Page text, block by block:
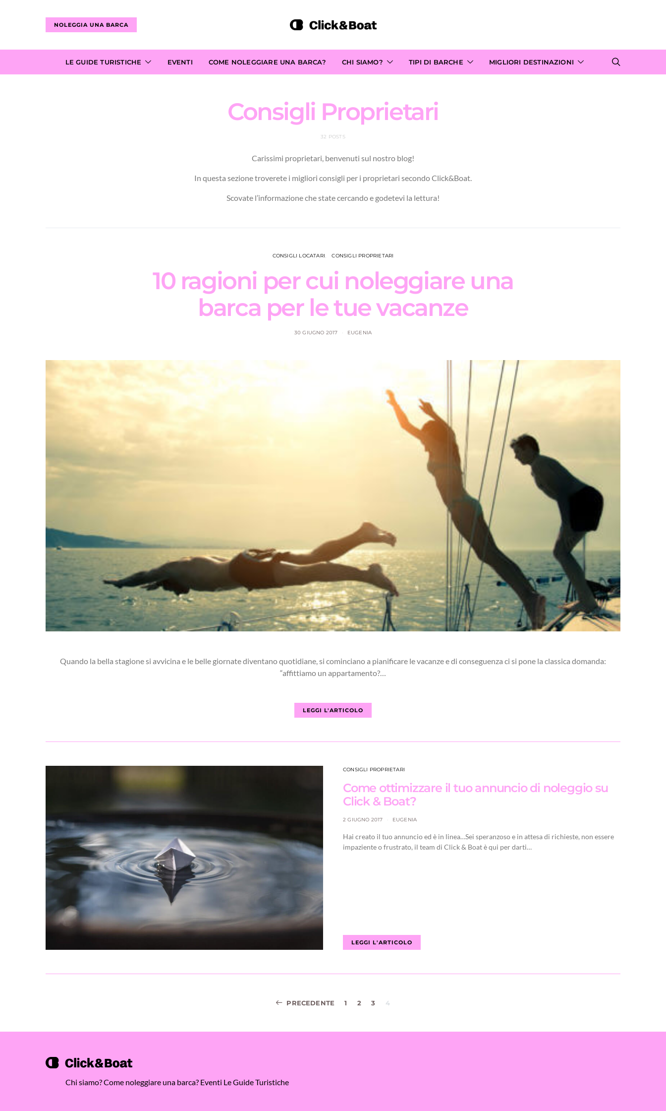
NOLEGGIA UNA BARCA
LE GUIDE TURISTICHE EVENTI COME NOLEGGIARE UNA BARCA? CHI SIAMO? TIPI DI BARCHE MIGLIORI DESTINAZIONI
Consigli Proprietari
32 POSTS
Carissimi proprietari, benvenuti sul nostro blog!
In questa sezione troverete i migliori consigli per i proprietari secondo Click&Boat.
Scovate l’informazione che state cercando e godetevi la lettura!
CONSIGLI LOCATARI CONSIGLI PROPRIETARI
10 ragioni per cui noleggiare una
barca per le tue vacanze
30 GIUGNO 2017 EUGENIA
Quando la bella stagione si avvicina e le belle giornate diventano quotidiane, si cominciano a pianificare le vacanze e di conseguenza ci si pone la classica domanda:
“affittiamo un appartamento?…
LEGGI L'ARTICOLO
CONSIGLI PROPRIETARI
Come ottimizzare il tuo annuncio di noleggio su
Click & Boat?
2 GIUGNO 2017 EUGENIA
Hai creato il tuo annuncio ed è in linea…Sei speranzoso e in attesa di richieste, non essere
impaziente o frustrato, il team di Click & Boat è qui per darti…
LEGGI L'ARTICOLO
Navigazione
PRECEDENTE 1 2 3 4
Chi siamo?Come noleggiare una barca? Eventi Le Guide Turistiche